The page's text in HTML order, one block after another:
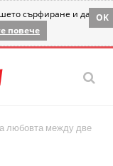
сърфиране и да
повече
OK
любовта между две